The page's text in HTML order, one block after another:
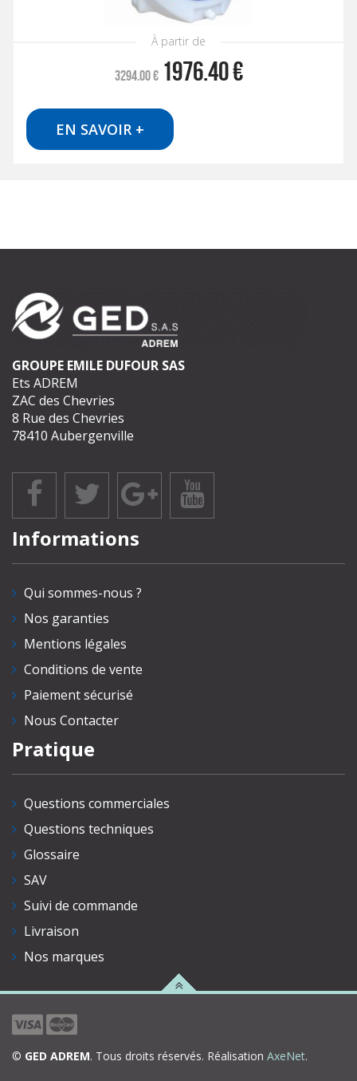
À partir de
3294.00€ 1976.40€
EN SAVOIR +
GROUPE EMILE DUFOUR SAS
Ets ADREM
ZAC des Chevries
8 Rue des Chevries
78410 Aubergenville
Informations
Qui sommes-nous ?
Nos garanties
Mentions légales
Conditions de vente
Paiement sécurisé
Nous Contacter
Pratique
Questions commerciales
Questions techniques
Glossaire
SAV
Suivi de commande
Livraison
Nos marques
© GED ADREM. Tous droits réservés. Réalisation AxeNet.